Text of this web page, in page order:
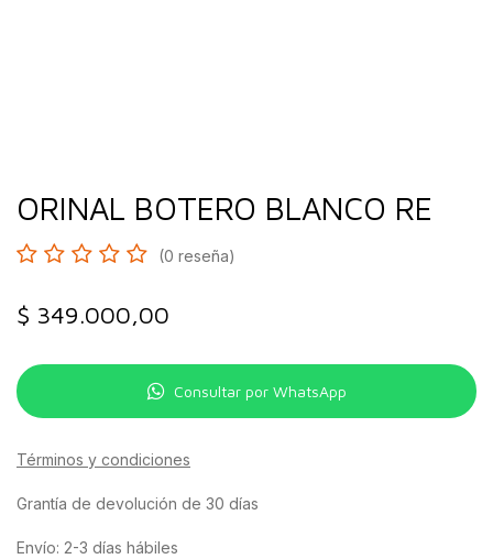
ORINAL BOTERO BLANCO RE
(0 reseña)
$ 349.000,00
Consultar por WhatsApp
Términos y condiciones
Grantía de devolución de 30 días
Envío: 2-3 días hábiles